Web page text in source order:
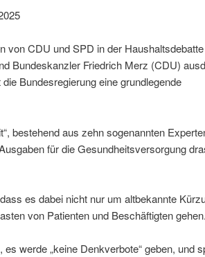
von CDU und SPD in der
Bundeskanzler Friedrich Merz (CDU)
Bundesregierung eine grundlegende
bestehend aus zehn sogenannten
für die Gesundheitsversorgung
es dabei nicht nur um altbekannte
von Patienten und Beschäftigten gehen.
werde „keine Denkverbote“ geben, und